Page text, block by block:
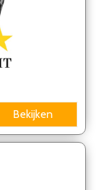
Bekijken